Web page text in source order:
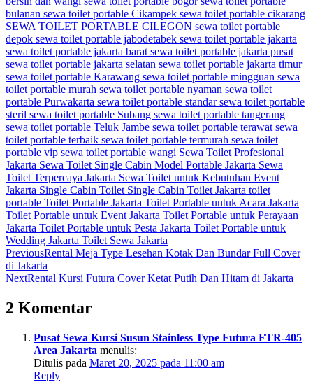
bulanan sewa toilet portable Cikampek sewa toilet portable cikarang
SEWA TOILET PORTABLE CILEGON sewa toilet portable
depok sewa toilet portable jabodetabek sewa toilet portable jakarta
sewa toilet portable jakarta barat sewa toilet portable jakarta pusat
sewa toilet portable jakarta selatan sewa toilet portable jakarta timur
sewa toilet portable Karawang sewa toilet portable mingguan sewa
toilet portable murah sewa toilet portable nyaman sewa toilet
portable Purwakarta sewa toilet portable standarsewa toilet portable
steril sewa toilet portable Subang sewa toilet portable tangerang
sewa toilet portable Teluk Jambe sewa toilet portable terawat sewa
toilet portable terbaik sewa toilet portable termurah sewa toilet
portable vip sewa toilet portable wangi Sewa Toilet Profesional
Jakarta Sewa Toilet Single Cabin Model Portable Jakarta Sewa
Toilet Terpercaya Jakarta Sewa Toilet untuk Kebutuhan Event
Jakarta Single Cabin Toilet Single Cabin Toilet Jakarta toilet
portable Toilet Portable Jakarta Toilet Portable untuk Acara Jakarta
Toilet Portable untuk Event Jakarta Toilet Portable untuk Perayaan
Jakarta Toilet Portable untuk Pesta Jakarta Toilet Portable untuk
Wedding Jakarta Toilet Sewa Jakarta
PreviousRental Meja Type Lesehan Kotak Dan Bundar Full Cover
di Jakarta
NextRental Kursi Futura Cover Ketat Putih Dan Hitam di Jakarta
2 Komentar
Pusat Sewa Kursi Susun Stainless Type Futura FTR-405
Area Jakarta menulis:
Ditulis pada Maret 20, 2025 pada 11:00 am
Reply